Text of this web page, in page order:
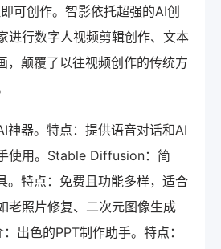
可创作。智影依托超强的AI创
进行数字人视频剪辑创作、文本
，颠覆了以往视频创作的传统方
神器。特点：提供语音对话和AI
使用。Stable Diffusion：简
。特点：免费且功能多样，适合
老照片修复、二次元图像生成
出色的PPT制作助手。特点：